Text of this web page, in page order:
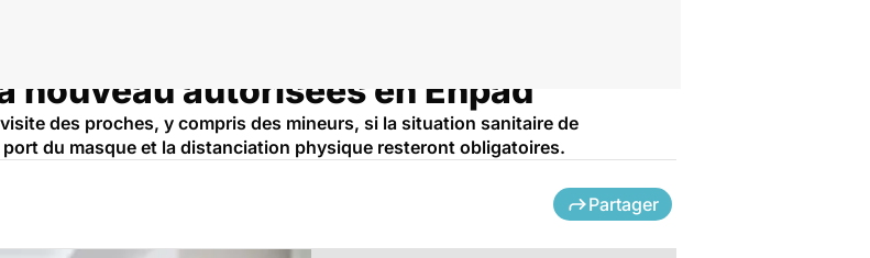
nouveau autorisées en Ehpad
des proches, y compris des mineurs, si la situation sanitaire de
port du masque et la distanciation physique resteront obligatoires.
Partager